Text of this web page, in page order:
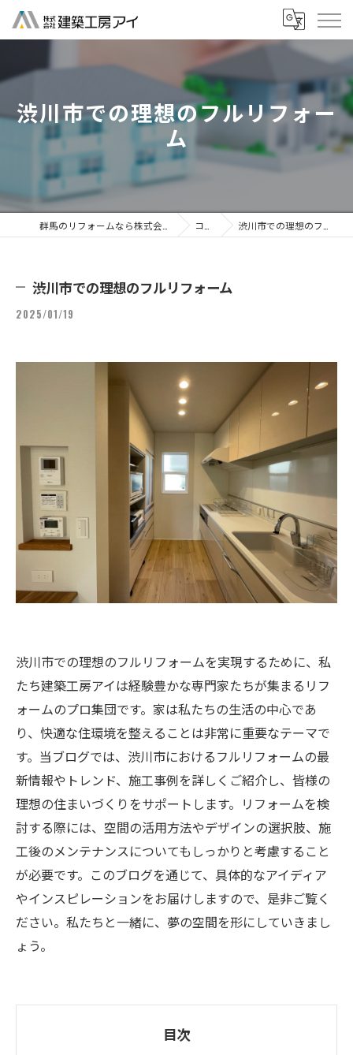
渋川市での理想のフルリフォー
ム
コラム 渋川市での理想のフルリフォーム
渋川市での理想のフルリフォーム
2025/01/19
渋川市での理想のフルリフォームを実現するために、私
たち建築工房アイは経験豊かな専門家たちが集まるリフ
ォームのプロ集団です。家は私たちの生活の中心であ
り、快適な住環境を整えることは非常に重要なテーマで
す。当ブログでは、渋川市におけるフルリフォームの最
新情報やトレンド、施工事例を詳しくご紹介し、皆様の
理想の住まいづくりをサポートします。リフォームを検
討する際には、空間の活用方法やデザインの選択肢、施
工後のメンテナンスについてもしっかりと考慮すること
が必要です。このブログを通じて、具体的なアイディア
やインスピレーションをお届けしますので、是非ご覧く
ださい。私たちと一緒に、夢の空間を形にしていきまし
ょう。
目次